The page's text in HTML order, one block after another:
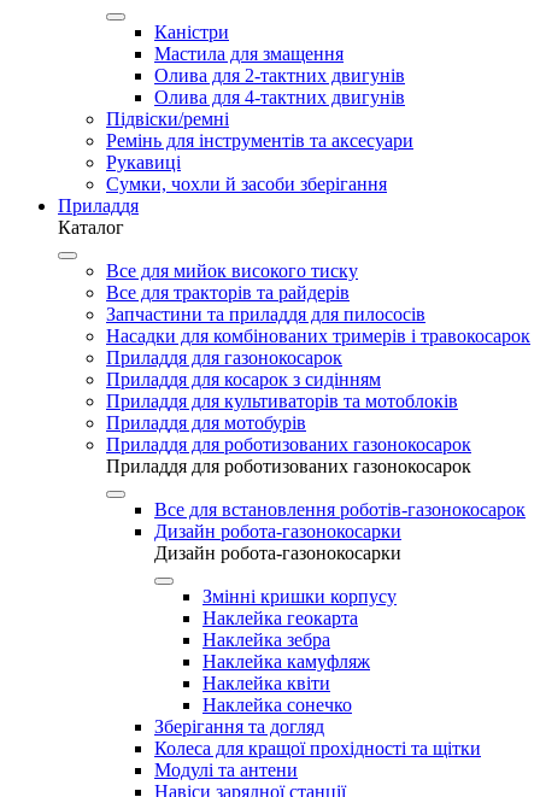
Каністри
Мастила для змащення
Олива для 2-тактних двигунів
Олива для 4-тактних двигунів
Підвіски/ремні
Ремінь для інструментів та аксесуари
Рукавиці
Сумки, чохли й засоби зберігання
Приладдя
Каталог
Все для мийок високого тиску
Все для тракторів та райдерів
Запчастини та приладдя для пилососів
Насадки для комбінованих тримерів і травокосарок
Приладдя для газонокосарок
Приладдя для косарок з сидінням
Приладдя для культиваторів та мотоблоків
Приладдя для мотобурів
Приладдя для роботизованих газонокосарок
Приладдя для роботизованих газонокосарок
Все для встановлення роботів-газонокосарок
Дизайн робота-газонокосарки
Дизайн робота-газонокосарки
Змінні кришки корпусу
Наклейка геокарта
Наклейка зебра
Наклейка камуфляж
Наклейка квіти
Наклейка сонечко
Зберігання та догляд
Колеса для кращої прохідності та щітки
Модулі та антени
Навіси зарядної станції